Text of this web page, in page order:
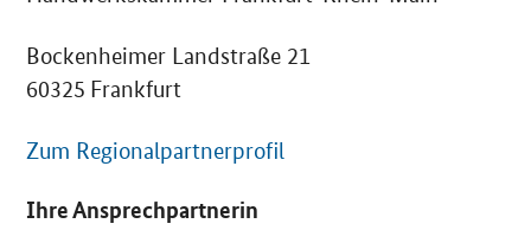
Bockenheimer Landstraße 21
60325 Frankfurt
Zum Regionalpartnerprofil
Ihre Ansprechpartnerin